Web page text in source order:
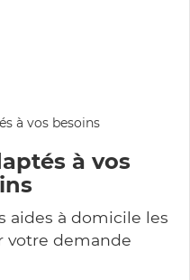
à vos
aides à domicile les
votre demande